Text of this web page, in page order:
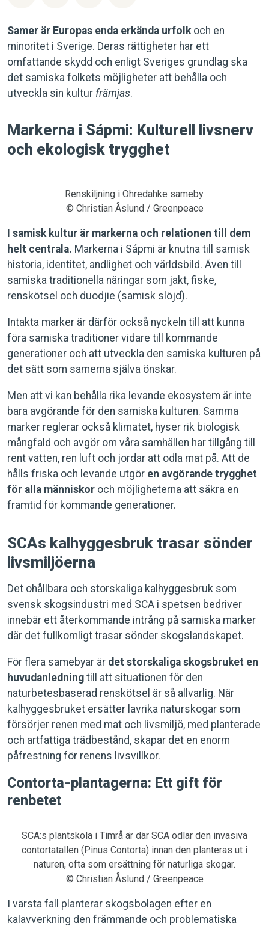
Samer är Europas enda erkända urfolkoch en
minoritet i Sverige. Deras rättigheter har ett
omfattande skydd och enligt Sveriges grundlag ska
det samiska folkets möjligheter att behålla och
utveckla sin kultur främjas.
Markerna i Sápmi: Kulturell livsnerv
och ekologisk trygghet
Renskiljning i Ohredahke sameby.
© Christian Åslund / Greenpeace
I samisk kultur är markerna och relationen till dem
helt centrala. Markerna i Sápmi är knutna till samisk
historia, identitet, andlighet och världsbild. Även till
samiska traditionella näringar som jakt, fiske,
renskötsel och duodjie (samisk slöjd).
Intakta marker är därför också nyckeln till att kunna
föra samiska traditioner vidare till kommande
generationer och att utveckla den samiska kulturen på
det sätt som samerna själva önskar.
Men att vi kan behålla rika levande ekosystem är inte
bara avgörande för den samiska kulturen. Samma
marker reglerar också klimatet, hyser rik biologisk
mångfald och avgör om våra samhällen har tillgång till
rent vatten, ren luft och jordar att odla mat på. Att de
hålls friska och levande utgör en avgörande trygghet
för alla människor och möjligheterna att säkra en
framtid för kommande generationer.
SCAs kalhyggesbruk trasar sönder
livsmiljöerna
Det ohållbara och storskaliga kalhyggesbruk som
svensk skogsindustri med SCA i spetsen bedriver
innebär ett återkommande intrång på samiska marker
där det fullkomligt trasar sönder skogslandskapet.
För flera samebyar är det storskaliga skogsbruket en
huvudanledning till att situationen för den
naturbetesbaserad renskötsel är så allvarlig. När
kalhyggesbruket ersätter lavrika naturskogar som
försörjer renen med mat och livsmiljö, med planterade
och artfattiga trädbestånd, skapar det en enorm
påfrestning för renens livsvillkor.
Contorta-plantagerna: Ett gift för
renbetet
SCA:s plantskola i Timrå är där SCA odlar den invasiva
contortatallen (Pinus Contorta) innan den planteras ut i
naturen, ofta som ersättning för naturliga skogar.
© Christian Åslund / Greenpeace
I värsta fall planterar skogsbolagen efter en
kalavverkning den främmande och problematiska